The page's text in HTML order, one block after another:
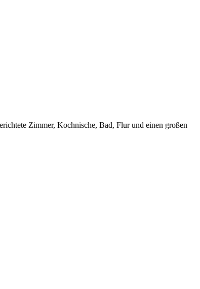
Zimmer, Kochnische, Bad, Flur und einen großen